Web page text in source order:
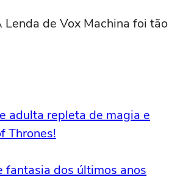
de Vox Machina foi tão
adulta repleta de magia e
Thrones!
fantasia dos últimos anos